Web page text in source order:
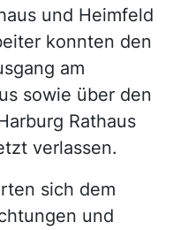
und Heimfeld
konnten den
am
sowie über den
Rathaus
verlassen.
sich dem
und